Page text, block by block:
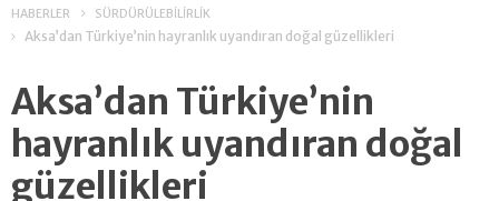
HABERLER SÜRDÜRÜLEBİLİRLİK
Aksa’dan Türkiye’nin hayranlık uyandıran doğal güzellikleri
Aksa’dan Türkiye’nin
hayranlık uyandıran doğal
güzellikleri